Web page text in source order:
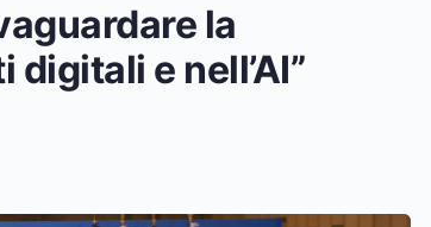
la
e nell’AI”